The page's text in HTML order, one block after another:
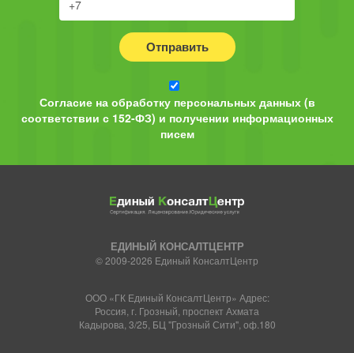
Отправить
Согласие на обработку персональных данных (в
соответствии с 152-ФЗ) и получении информационных
писем
ЕДИНЫЙ КОНСАЛТЦЕНТР
© 2009-2026 Единый КонсалтЦентр
ООО «ГК Единый КонсалтЦентр» Адрес:
Россия, г. Грозный, проспект Ахмата
Кадырова, 3/25, БЦ "Грозный Сити", оф.180